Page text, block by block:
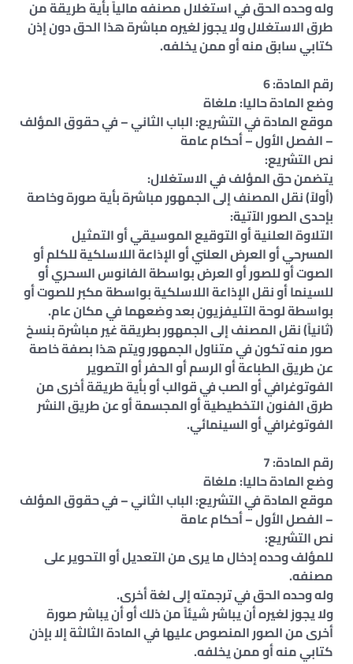
وله وحده الحق في استغلال مصنفه مالياً بأية طريقة من
طرق الاستغلال ولا يجوز لغيره مباشرة هذا الحق دون إذن
كتابي سابق منه أو ممن يخلفه.
رقم المادة: 6
وضع المادة حاليا: ملغاة
موقع المادة في التشريع: الباب الثاني – في حقوق المؤلف
– الفصل الأول – أحكام عامة
نص التشريع:
يتضمن حق المؤلف في الاستغلال:
(أولاً) نقل المصنف إلى الجمهور مباشرة بأية صورة وخاصة
بإحدى الصور الآتية:
التلاوة العلنية أو التوقيع الموسيقي أو التمثيل
المسرحي أو العرض العلني أو الإذاعة اللاسلكية للكلم أو
الصوت أو للصور أو العرض بواسطة الفانوس السحري أو
للسينما أو نقل الإذاعة اللاسلكية بواسطة مكبر للصوت أو
بواسطة لوحة التليفزيون بعد وضعهما في مكان عام.
(ثانياً) نقل المصنف إلى الجمهور بطريقة غير مباشرة بنسخ
صور منه تكون في متناول الجمهور ويتم هذا بصفة خاصة
عن طريق الطباعة أو الرسم أو الحفر أو التصوير
الفوتوغرافي أو الصب في قوالب أو بأية طريقة أخرى من
طرق الفنون التخطيطية أو المجسمة أو عن طريق النشر
الفوتوغرافي أو السينمائي.
رقم المادة: 7
وضع المادة حاليا: ملغاة
موقع المادة في التشريع: الباب الثاني – في حقوق المؤلف
– الفصل الأول – أحكام عامة
نص التشريع:
للمؤلف وحده إدخال ما يرى من التعديل أو التحوير على
مصنفه.
وله وحده الحق في ترجمته إلى لغة أخرى.
ولا يجوز لغيره أن يباشر شيئاً من ذلك أو أن يباشر صورة
أخرى من الصور المنصوص عليها في المادة الثالثة إلا بإذن
كتابي منه أو ممن يخلفه.